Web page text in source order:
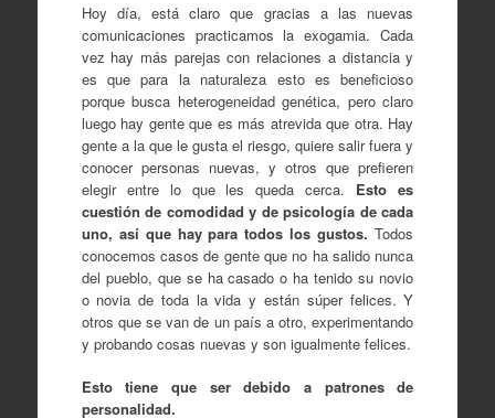
Hoy día, está claro que gracias a las nuevas
comunicaciones practicamos la exogamia. Cada
vez hay más parejas con relaciones a distancia y
es que para la naturaleza esto es beneficioso
porque busca heterogeneidad genética, pero claro
luego hay gente que es más atrevida que otra. Hay
gente a la que le gusta el riesgo, quiere salir fuera y
conocer personas nuevas, y otros que prefieren
elegir entre lo que les queda cerca. Esto es
cuestión de comodidad y de psicología de cada
uno, así que hay para todos los gustos. Todos
conocemos casos de gente que no ha salido nunca
del pueblo, que se ha casado o ha tenido su novio
o novia de toda la vida y están súper felices. Y
otros que se van de un país a otro, experimentando
y probando cosas nuevas y son igualmente felices.
Esto tiene que ser debido a patrones de
personalidad.